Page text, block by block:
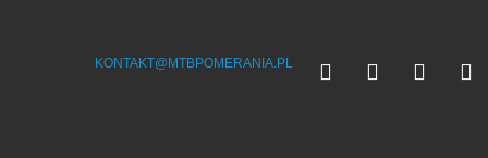
KONTAKT@MTBPOMERANIA.PL